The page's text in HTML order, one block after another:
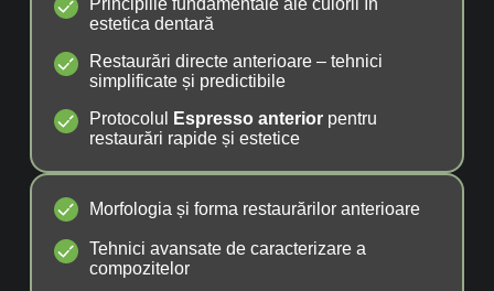
Principiile fundamentale ale culorii în
estetica dentară
Restaurări directe anterioare – tehnici
simplificate și predictibile
Protocolul
Espresso anterior pentru
restaurări rapide și estetice
Morfologia și forma restaurărilor anterioare
Tehnici avansate de caracterizare a
compozitelor